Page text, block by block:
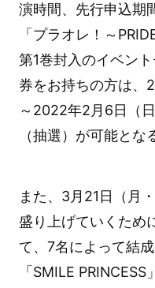
演時間、先行申込期
「プラオレ！～
第1巻封入のイベン
券をお持ちの方は、
～2022年2月6日（
（抽選）が可能とな
また、3月21日（月
盛り上げていくため
て、7名によって結
「SMILE